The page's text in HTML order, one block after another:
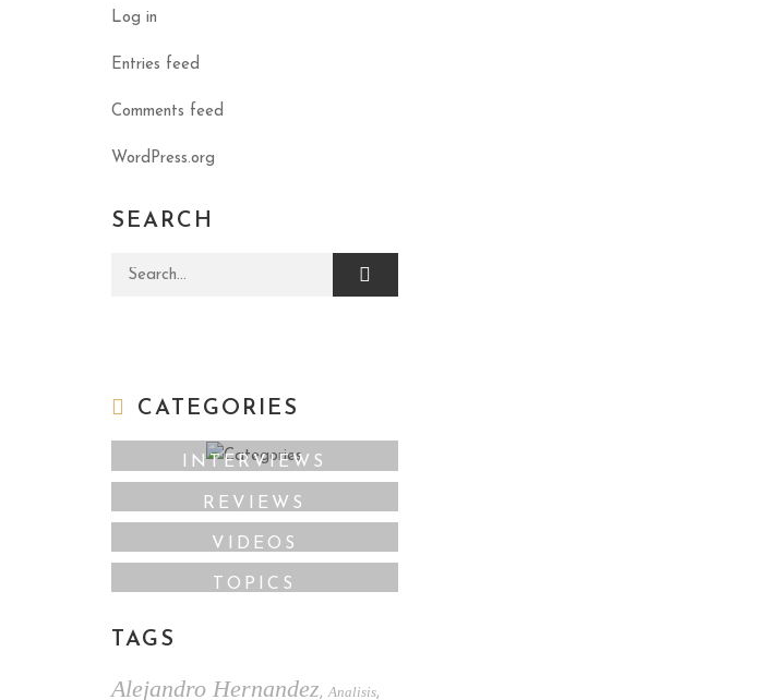
Log in
Entries feed
Comments feed
WordPress.org
SEARCH
Search for:
CATEGORIES
INTERVIEWS
REVIEWS
VIDEOS
TOPICS
TAGS
Alejandro Hernandez,Analisis,